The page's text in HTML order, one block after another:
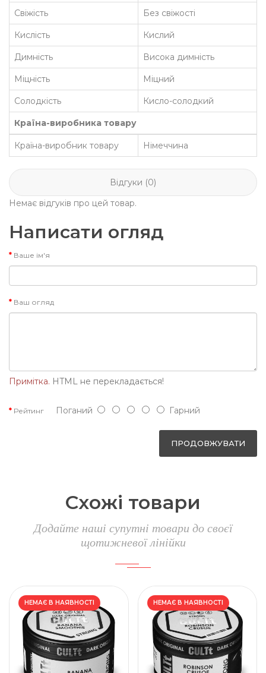
Свіжість Без свіжості
Кислість Кислий
Димність Висока димність
Міцність Міцний
Солодкість Кисло-солодкий
Країна-виробника товару
Країна-виробник товару Німеччина
Відгуки (0)
Немає відгуків про цей товар.
Написати огляд
Ваше ім'я
Ваш огляд
Примітка. HTML не перекладається!
Рейтинг Поганий Гарний
ПРОДОВЖУВАТИ
Схожі товари
Додайте наші супутні товари до своєї
щотижневої лінійки
НЕМАЄ В НАЯВНОСТІ НЕМАЄ В НАЯВНОСТІ